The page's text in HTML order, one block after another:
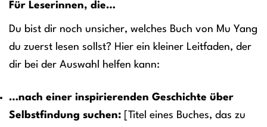
Für Leserinnen, die…
Du bist dir noch unsicher, welches Buch von Mu Yang
du zuerst lesen sollst? Hier ein kleiner Leitfaden, der
dir bei der Auswahl helfen kann:
…nach einer inspirierenden Geschichte über
Selbstfindung suchen: [Titel eines Buches, das zu